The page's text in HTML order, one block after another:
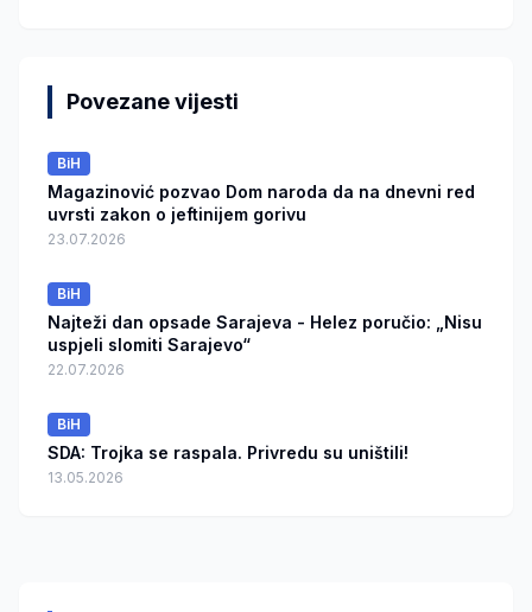
Povezane vijesti
BiH
Magazinović pozvao Dom naroda da na dnevni red
uvrsti zakon o jeftinijem gorivu
23.07.2026
BiH
Najteži dan opsade Sarajeva - Helez poručio: „Nisu
uspjeli slomiti Sarajevo“
22.07.2026
BiH
SDA: Trojka se raspala. Privredu su uništili!
13.05.2026